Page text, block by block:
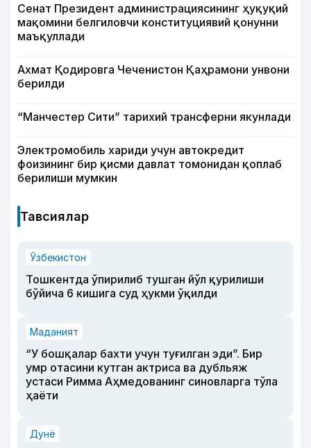
Сенат Президент администрациясининг ҳуқуқий
мақомини белгиловчи конституциявий қонунни
маъқуллади
Ахмат Қодировга Чеченистон Қаҳрамони унвони
берилди
“Манчестер Сити” тарихий трансферни якунлади
Электромобиль хариди учун автокредит
фоизининг бир қисми давлат томонидан қоплаб
берилиши мумкин
Тавсиялар
Ўзбекистон
Тошкентда ўпирилиб тушган йўл қурилиши
бўйича 6 кишига суд ҳукми ўқилди
Маданият
“У бошқалар бахти учун туғилган эди”. Бир
умр отасини кутган актриса ва дубльяж
устаси Римма Аҳмедованинг синовларга тўла
ҳаёти
Дунё